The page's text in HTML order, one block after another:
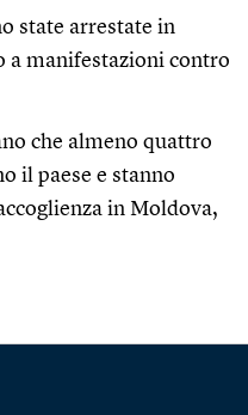
state arrestate in
a manifestazioni contro
che almeno quattro
il paese e stanno
in Moldova,